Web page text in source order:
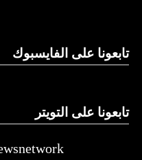
النهار
تابعونا على الفايسبوك
تابعونا على التويتر